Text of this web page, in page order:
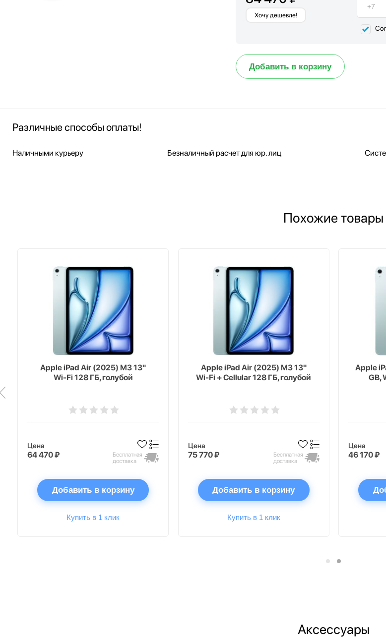
Хочу дешевле!
Добавить в корзину
Различные способы оплаты!
Наличными курьеру Безналичный расчет для юр. лиц
Похожие товары
Apple iPad Air (2025) M3 13"
Wi-Fi 128 ГБ, голубой
Цена
64 470 ₽
Бесплатная
доставка
Добавить в корзину
Купить в 1 клик
Apple iPad Air (2025) M3 13"
Wi-Fi + Cellular 128 ГБ, голубой
Цена
75 770 ₽
Бесплатная
доставка
Добавить в корзину
Купить в 1 клик
Apple
GB,
Цена
46 170 ₽
Аксессуары